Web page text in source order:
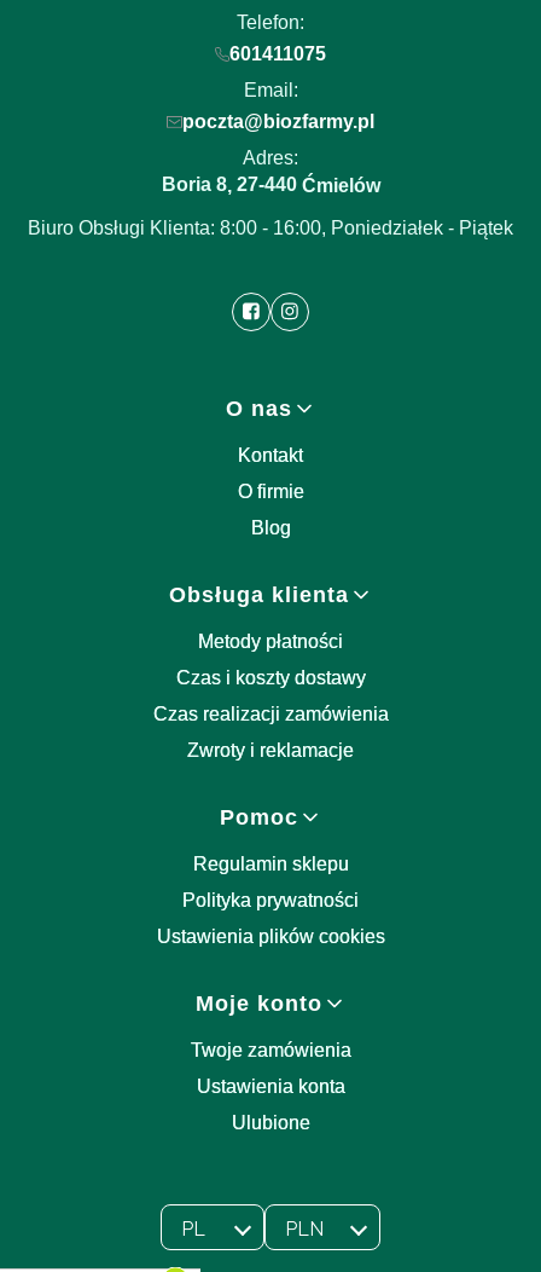
Telefon:
601411075
Email:
poczta@biozfarmy.pl
Adres:
Boria 8, 27-440Ćmielów
Biuro Obsługi Klienta: 8:00 - 16:00, Poniedziałek - Piątek
O nas
Kontakt
O firmie
Blog
Obsługa klienta
Metody płatności
Czas i koszty dostawy
Czas realizacji zamówienia
Zwroty i reklamacje
Pomoc
Regulamin sklepu
Polityka prywatności
Ustawienia plików cookies
Moje konto
Twoje zamówienia
Ustawienia konta
Ulubione
Wybrany język:
PL
polski Wybrana waluta:
PLN